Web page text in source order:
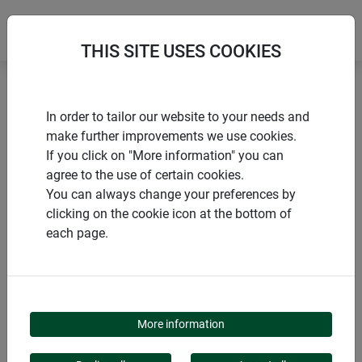
Accueil
Mangeoires à oiseaux
Mangeoire silo à oiseaux « Großvenediger »
PRODUITS
MANGEOIRE SILO À
OISEAUX «
THIS SITE USES COOKIES
In order to tailor our website to your needs and
make further improvements we use cookies.
If you click on "More information" you can
agree to the use of certain cookies.
You can always change your preferences by
clicking on the cookie icon at the bottom of
each page.
More information